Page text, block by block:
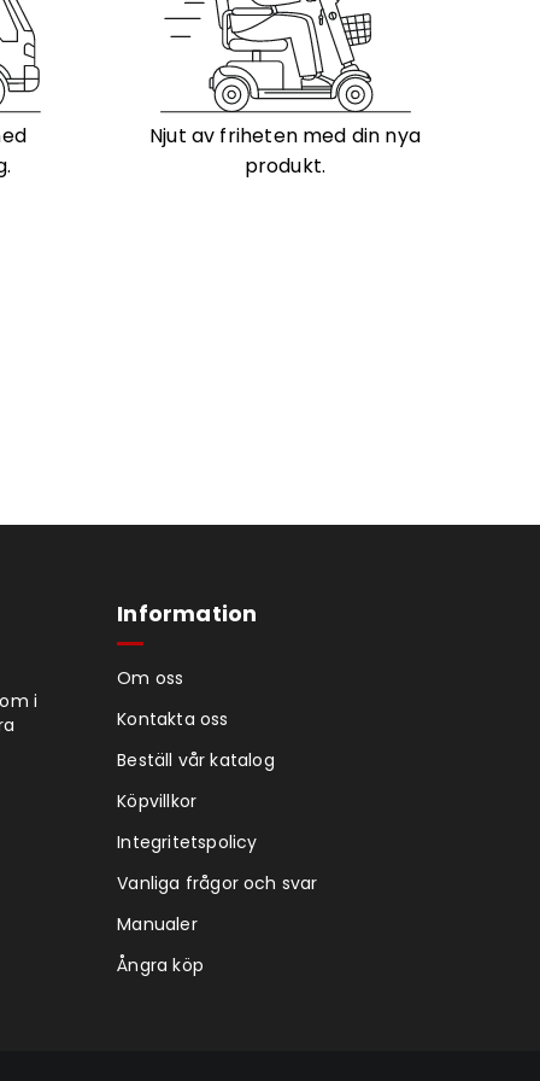
Njut av friheten med din nya
produkt.
i
Information
Om oss
Kontakta oss
Beställ vår katalog
Köpvillkor
Integritetspolicy
Vanliga frågor och svar
Manualer
Ångra köp